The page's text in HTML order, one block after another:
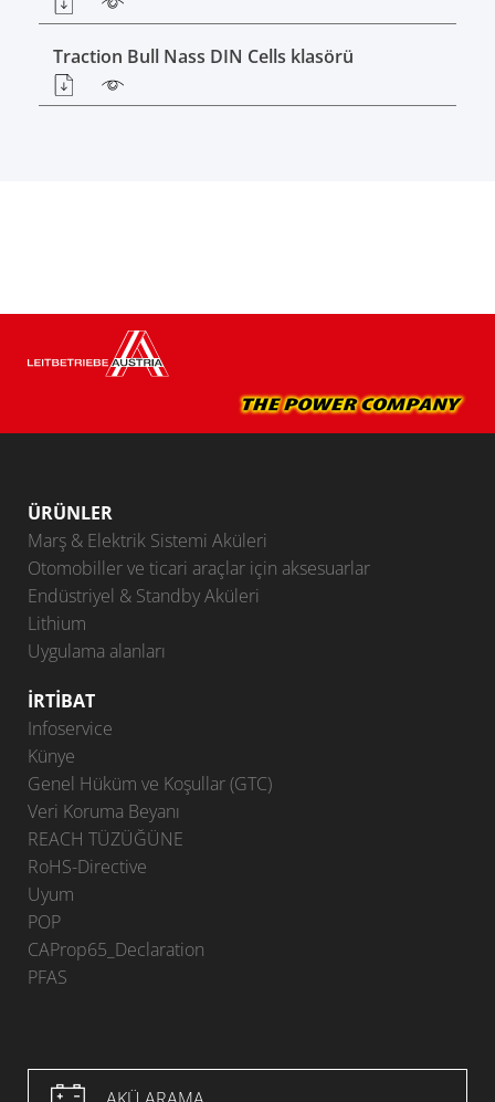
Traction Bull Nass DIN Cells klasörü
ÜRÜNLER
Marş & Elektrik Sistemi Aküleri
Otomobiller ve ticari araçlar için aksesuarlar
Endüstriyel & Standby Aküleri
Lithium
Uygulama alanları
İRTIBAT
Infoservice
Künye
Genel Hüküm ve Koşullar (GTC)
Veri Koruma Beyanı
REACH TÜZÜĞÜNE
RoHS-Directive
Uyum
POP
CAProp65_Declaration
PFAS